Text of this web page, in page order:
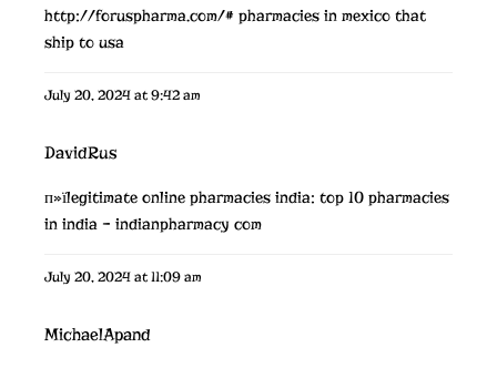
http://foruspharma.com/# pharmacies in mexico that
ship to usa
July 20, 2024 at 9:42 am
DavidRus
п»їlegitimate online pharmacies india: top 10 pharmacies
in india – indianpharmacy com
July 20, 2024 at 11:09 am
MichaelApand